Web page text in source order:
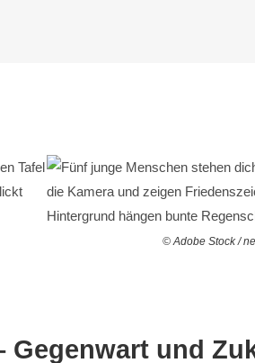
© Adobe Stock /
Gegenwart und